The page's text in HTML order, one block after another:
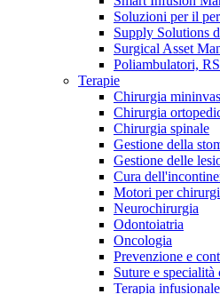
Soluzioni per il
Supply Solutions
Surgical Asset
Poliambulatori,
Terapie
Chirurgia
Chirurgia
Chirurgia spinale
Gestione della
Gestione delle
Cura
Motori per
Neurochirurgia
Odontoiatria
Oncologia
Prevenzione e
Suture e
Terapia infusionale